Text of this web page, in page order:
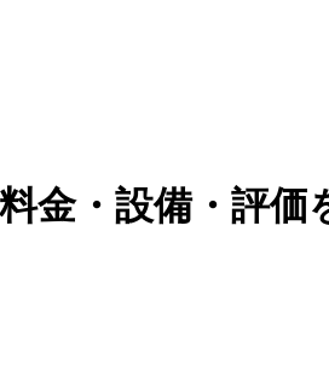
金・設備・評価